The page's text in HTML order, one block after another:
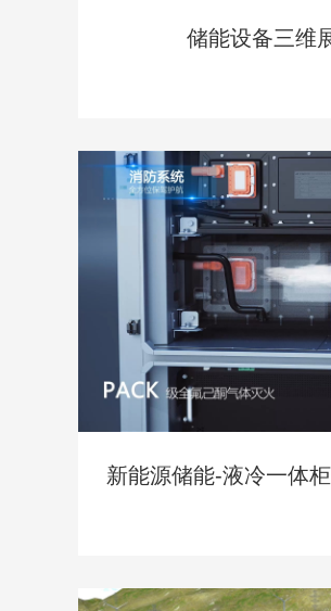
储能设备三维
新能源储能-液冷一体